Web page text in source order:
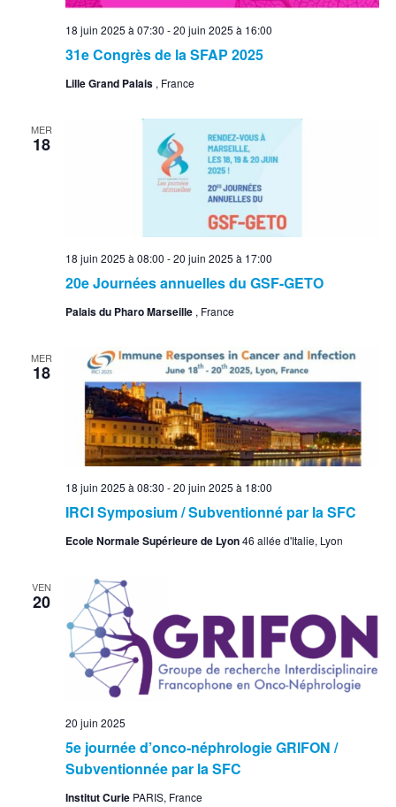
31e Congrès de la SFAP 2025
18 juin 2025 à 07:30 -20 juin 2025 à 16:00
Lille Grand Palais , France
MER
18
20e Journées annuelles du GSF-GETO
18 juin 2025 à 08:00 -20 juin 2025 à 17:00
Palais du Pharo Marseille , France
MER
18
IRCI Symposium / Subventionné par la SFC
18 juin 2025 à 08:30 -20 juin 2025 à 18:00
Ecole Normale Supérieure de Lyon46 allée d'Italie, Lyon
VEN
20
5e journée d’onco-néphrologie GRIFON /
Subventionnée par la SFC
20 juin 2025
Institut Curie PARIS, France